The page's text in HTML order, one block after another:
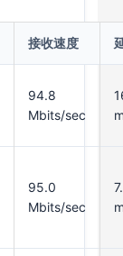
接收速度
94.8
Mbits/sec
95.0
Mbits/sec